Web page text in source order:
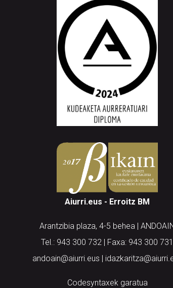
Aiurri.eus - Erroitz BM
Arantzibia plaza, 4-5 behea |
Tel.: 943 300 732 | Faxa: 943 300 731
andoain@aiurri.eus |
Codesyntaxek garatua